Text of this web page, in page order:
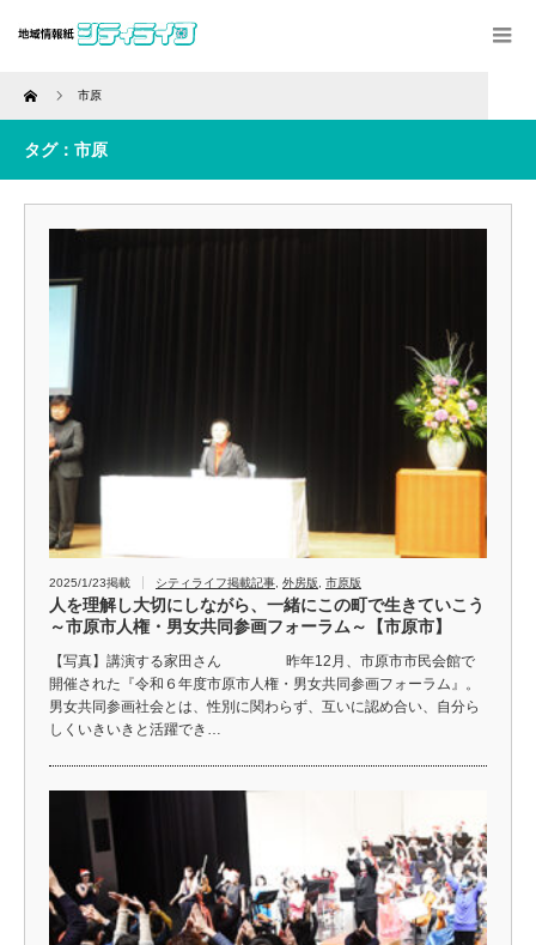
Home 市原
タグ：市原
2025/1/23掲載 シティライフ掲載記事 外房版 市原版
人を理解し大切にしながら、一緒にこの町で生きていこう
～市原市人権・男女共同参画フォーラム～【市原市】
【写真】講演する家田さん 昨年12月、市原市市民会館で
開催された『令和６年度市原市人権・男女共同参画フォーラム』。
男女共同参画社会とは、性別に関わらず、互いに認め合い、自分ら
しくいきいきと活躍でき…